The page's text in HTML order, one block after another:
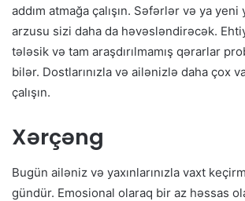
addım atmağa çalışın. Səfərlər və ya
arzusu sizi daha da həvəsləndirəcək.
tələsik və tam araşdırılmamış qərarlar
bilər. Dostlarınızla və ailənizlə daha çox
çalışın.
Xərçəng
Bugün ailəniz və yaxınlarınızla vaxt
gündür. Emosional olaraq bir az həssas